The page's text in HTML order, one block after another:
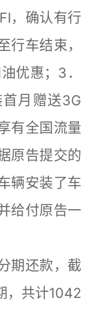
，确认有行
行车结束，
优惠；3．
月赠送3G
有全国流量
原告提交的
辆安装了车
给付原告一
期还款，截
，共计1042